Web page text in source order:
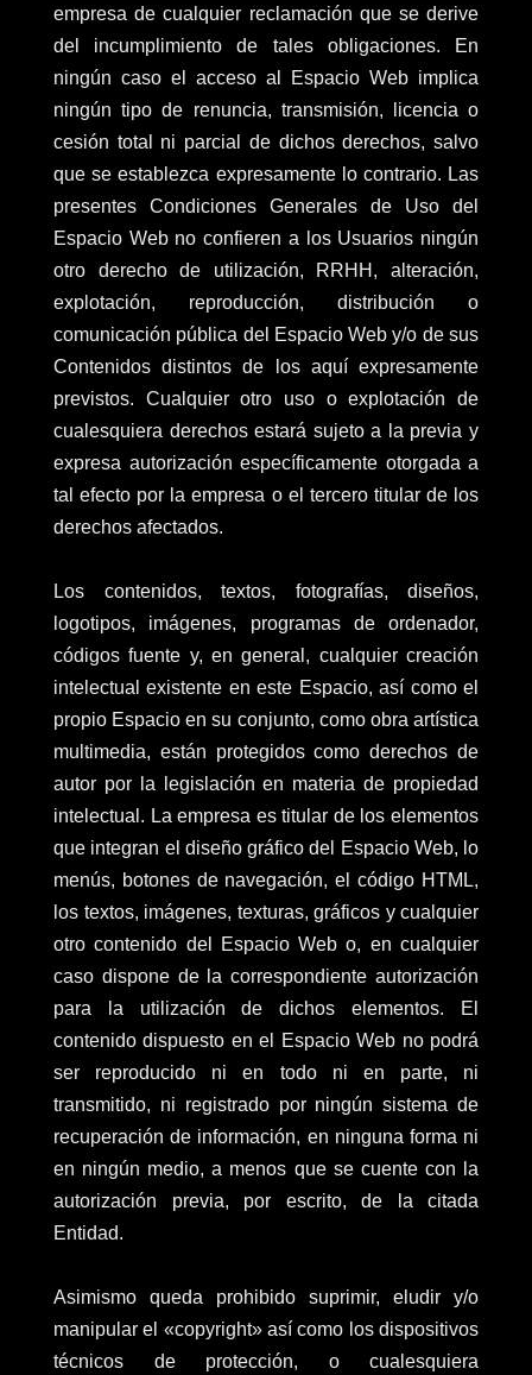
empresa de cualquier reclamación que se derive
del incumplimiento de tales obligaciones. En
ningún caso el acceso al Espacio Web implica
ningún tipo de renuncia, transmisión, licencia o
cesión total ni parcial de dichos derechos, salvo
que se establezca expresamente lo contrario. Las
presentes Condiciones Generales de Uso del
Espacio Web no confieren a los Usuarios ningún
otro derecho de utilización, RRHH, alteración,
explotación, reproducción, distribución o
comunicación pública del Espacio Web y/o de sus
Contenidos distintos de los aquí expresamente
previstos. Cualquier otro uso o explotación de
cualesquiera derechos estará sujeto a la previa y
expresa autorización específicamente otorgada a
tal efecto por la empresa o el tercero titular de los
derechos afectados.
Los contenidos, textos, fotografías, diseños,
logotipos, imágenes, programas de ordenador,
códigos fuente y, en general, cualquier creación
intelectual existente en este Espacio, así como el
propio Espacio en su conjunto, como obra artística
multimedia, están protegidos como derechos de
autor por la legislación en materia de propiedad
intelectual. La empresa es titular de los elementos
que integran el diseño gráfico del Espacio Web, lo
menús, botones de navegación, el código HTML,
los textos, imágenes, texturas, gráficos y cualquier
otro contenido del Espacio Web o, en cualquier
caso dispone de la correspondiente autorización
para la utilización de dichos elementos. El
contenido dispuesto en el Espacio Web no podrá
ser reproducido ni en todo ni en parte, ni
transmitido, ni registrado por ningún sistema de
recuperación de información, en ninguna forma ni
en ningún medio, a menos que se cuente con la
autorización previa, por escrito, de la citada
Entidad.
Asimismo queda prohibido suprimir, eludir y/o
manipular el «copyright» así como los dispositivos
técnicos de protección, o cualesquiera